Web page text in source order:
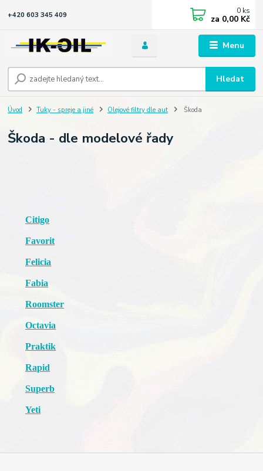
Menu
Hledat
+420 603 345 409 0 ks
za 0,00 Kč
Úvod Tuky - spreje a jiné Olejové filtry dle aut Škoda
Škoda - dle modelové řady
Citigo
Favorit
Felicia
Fabia
Roomster
Octavia
Praktik
Rapid
Superb
Yeti